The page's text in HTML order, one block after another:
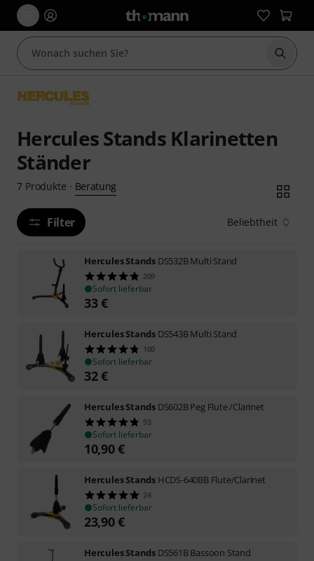
Suche
Hercules Stands Klarinetten
Ständer
7 Produkte · Beratung
Filter Beliebtheit
Hercules Stands DS532B Multi Stand
209
Sofort lieferbar
33€
Hercules Stands DS543B Multi Stand
100
Sofort lieferbar
32€
Hercules Stands DS602B Peg Flute /Clarinet
93
Sofort lieferbar
10,90€
Hercules Stands HCDS-640BB Flute/Clarinet
24
Sofort lieferbar
23,90€
Hercules Stands DS561B Bassoon Stand